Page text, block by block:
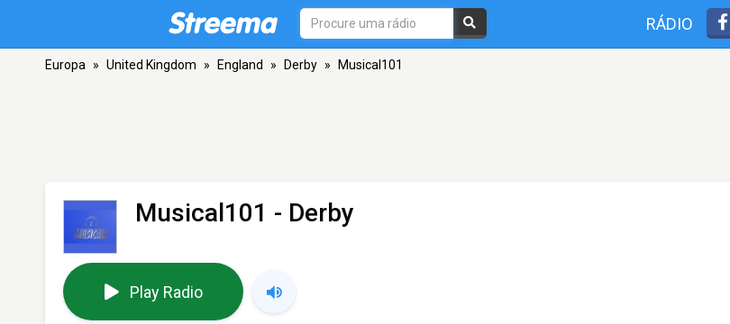
RÁDIO
Europa » United Kingdom » England » Derby » Musical101
Musical101 - Derby
Play Radio